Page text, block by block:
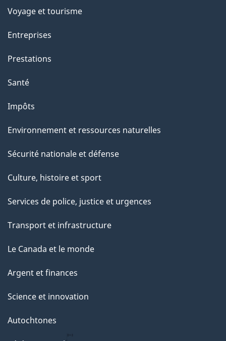
t
t
p
a
e
Voyage et tourisme
Entreprises
Prestations
Santé
Impôts
Environnement et ressources naturelles
Sécurité nationale et défense
Culture, histoire et sport
Services de police, justice et urgences
Transport et infrastructure
Le Canada et le monde
Argent et finances
Science et innovation
Autochtones